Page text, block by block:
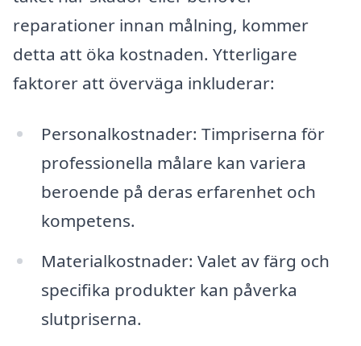
reparationer innan målning, kommer
detta att öka kostnaden. Ytterligare
faktorer att överväga inkluderar:
Personalkostnader: Timpriserna för
professionella målare kan variera
beroende på deras erfarenhet och
kompetens.
Materialkostnader: Valet av färg och
specifika produkter kan påverka
slutpriserna.